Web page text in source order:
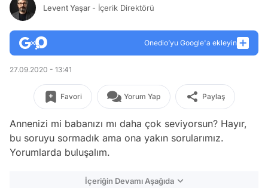
Levent Yaşar - İçerik Direktörü
Onedio’yu Google'a ekleyin
27.09.2020 - 13:41
Favori Yorum Yap Paylaş
Annenizi mi babanızı mı daha çok seviyorsun? Hayır,
bu soruyu sormadık ama ona yakın sorularımız.
Yorumlarda buluşalım.
İçeriğin Devamı Aşağıda